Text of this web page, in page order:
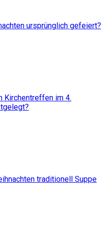
ursprünglich gefeiert?
Kirchentreffen im 4.
traditionell Suppe